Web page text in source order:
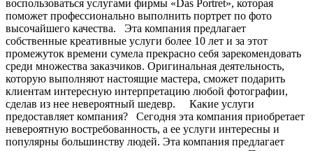
воспользоваться услугами фирмы «Das Portret», которая
поможет профессионально выполнить портрет по фото
высочайшего качества. Эта компания предлагает
собственные креативные услуги более 10 лет и за этот
промежуток времени сумела прекрасно себя зарекомендовать
среди множества заказчиков. Оригинальная деятельность,
которую выполняют настоящие мастера, сможет подарить
клиентам интересную интерпретацию любой фотографии,
сделав из нее невероятный шедевр. Какие услуги
предоставляет компания? Сегодня эта компания приобретает
невероятную востребованность, а ее услуги интересны и
популярны большинству людей. Эта компания предлагает